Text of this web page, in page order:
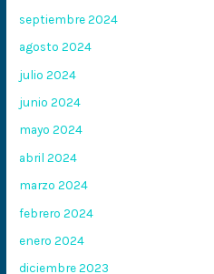
septiembre 2024
agosto 2024
julio 2024
junio 2024
mayo 2024
abril 2024
marzo 2024
febrero 2024
enero 2024
diciembre 2023